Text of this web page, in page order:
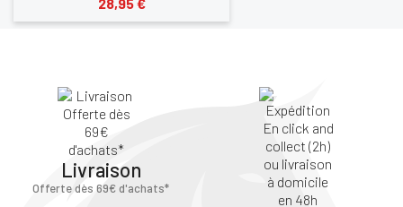
28,95 €
Livraison
Offerte dès 69€ d'achats*